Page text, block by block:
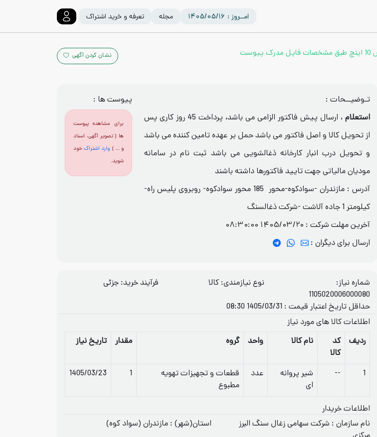
امــروز : 1405/05/16 مجله تعرفه و خرید اشتراک
نشان کردن آگهی
تـوضیــحات :
استعلام
، ارسال پیش فاکتور الزامی می باشد، پرداخت 45 روز کاری پس
از تحویل کالا و اصل فاکتور می باشد حمل بر عهده تامین کننده می باشد
و تحویل درب انبار کارخانه ذغالشویی می باشد ثبت نام در سامانه
مودیان مالیاتی جهت تایید فاکتورها داشته باشند
آدرس : مازندران -سوادکوه-محور 185 محور سوادکوه- روبروی پلیس راه-
کیلومتر 1 جاده آلاشت -شرکت ذغالسنگ
آخرین مهلت شرکت : 1405/03/20 08:30:00
ارسال برای دیگران :
پیوست ها :
برای مشاهده پیوست
ها ( تصویر آگهی، اسناد
و ... ) وارد اشتراکخود
شوید.
شماره نیاز:
1105020006000080
نوع نیازمندی: کالا فرآيند خريد: جزئی
حداقل تاریخ اعتبار قیمت : 1405/03/31 08:30
اطلاعات کالا های مورد نیاز
ردیف
کد
کالا
نام کالا واحد گروه مقدار تاریخ نیاز
1
--
شیر پروانه
ای
عدد
قطعات و تجهیزات تهویه
مطبوع
1
1405/03/23
اطلاعات خریدار
نام سازمان : شرکت سهامی زغال سنگ البرز
استان(شهر) : مازندران (سواد کوه)